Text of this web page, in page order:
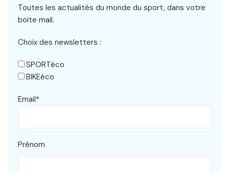
Toutes les actualités du monde du sport, dans votre
boite mail.
Choix des newsletters :
SPORTéco
BIKEéco
Email*
Prénom